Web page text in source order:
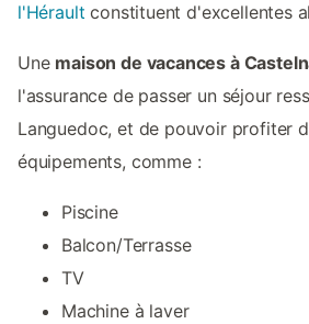
l'Hérault constituent d'excellentes
Une maison de vacances à
l'assurance de passer un séjour
Languedoc, et de pouvoir profiter
équipements, comme :
Piscine
Balcon/Terrasse
TV
Machine à laver